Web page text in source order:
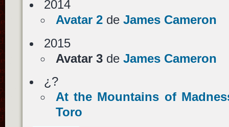
2014
Avatar 2de James Cameron
2015
Avatar 3de James Cameron
¿?
At the Mountains of
Toro